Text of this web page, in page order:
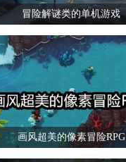
冒险解谜类的单机游戏
画风超美的像素冒险RPG